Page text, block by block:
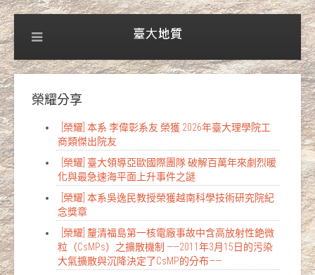
榮耀分享
[榮耀] 本系 李偉彰系友 榮獲 2026年臺大理學院工
商類傑出院友
[榮耀] 臺大領導亞歐國際團隊 破解百萬年來劇烈暖
化與最急速海平面上升事件之謎
[榮耀] 本系吳逸民教授榮獲越南科學技術研究院紀
念獎章
[榮耀] 釐清福島第一核電廠事故中含高放射性銫微
粒（CsMPs）之擴散機制 ——2011年3月15日的污染
大氣擴散與沉降決定了CsMP的分布——